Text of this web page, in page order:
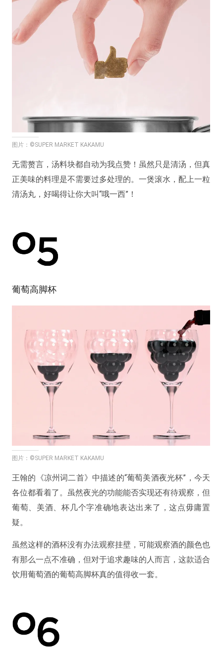
图片：©SUPER MARKET KAKAMU
无需赘言，汤料块都自动为我点赞！虽然只是清汤，但真
正美味的料理是不需要过多处理的。一煲滚水，配上一粒
清汤丸，好喝得让你大叫“哦一西”！
葡萄高脚杯
图片：©SUPER MARKET KAKAMU
王翰的《凉州词二首》中描述的“葡萄美酒夜光杯”，今天
各位都看着了。虽然夜光的功能能否实现还有待观察，但
葡萄、美酒、杯几个字准确地表达出来了，这点毋庸置
疑。
虽然这样的酒杯没有办法观察挂壁，可能观察酒的颜色也
有那么一点不准确，但对于追求趣味的人而言，这款适合
饮用葡萄酒的葡萄高脚杯真的值得收一套。